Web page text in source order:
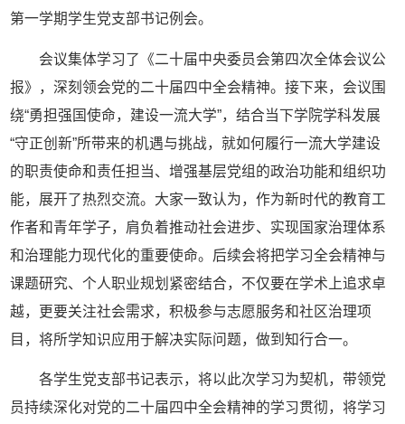
第一学期学生党支部书记例会。
会议集体学习了《二十届中央委员会第四次全体会议公
报》，深刻领会党的二十届四中全会精神。接下来，会议围
绕“勇担强国使命，建设一流大学”，结合当下学院学科发展
“守正创新”所带来的机遇与挑战，就如何履行一流大学建设
的职责使命和责任担当、增强基层党组的政治功能和组织功
能，展开了热烈交流。大家一致认为，作为新时代的教育工
作者和青年学子，肩负着推动社会进步、实现国家治理体系
和治理能力现代化的重要使命。后续会将把学习全会精神与
课题研究、个人职业规划紧密结合，不仅要在学术上追求卓
越，更要关注社会需求，积极参与志愿服务和社区治理项
目，将所学知识应用于解决实际问题，做到知行合一。
各学生党支部书记表示，将以此次学习为契机，带领党
员持续深化对党的二十届四中全会精神的学习贯彻，将学习